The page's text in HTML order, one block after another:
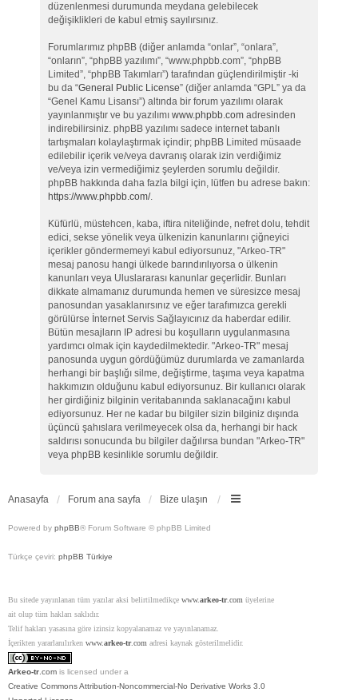
düzenlenmesi durumunda meydana gelebilecek
değişiklikleri de kabul etmiş sayılırsınız.
Forumlarımız phpBB (diğer anlamda “onlar”, “onlara”,
“onların”, “phpBB yazılımı”, “www.phpbb.com”, “phpBB
Limited”, “phpBB Takımları”) tarafından güçlendirilmiştir -ki
bu da “General Public License” (diğer anlamda “GPL” ya da
“Genel Kamu Lisansı”) altında bir forum yazılımı olarak
yayınlanmıştır ve bu yazılımı www.phpbb.comadresinden
indirebilirsiniz. phpBB yazılımı sadece internet tabanlı
tartışmaları kolaylaştırmak içindir; phpBB Limited müsaade
edilebilir içerik ve/veya davranış olarak izin verdiğimiz
ve/veya izin vermediğimiz şeylerden sorumlu değildir.
phpBB hakkında daha fazla bilgi için, lütfen bu adrese bakın:
https://www.phpbb.com/.
Küfürlü, müstehcen, kaba, iftira niteliğinde, nefret dolu, tehdit
edici, sekse yönelik veya ülkenizin kanunlarını çiğneyici
içerikler göndermemeyi kabul ediyorsunuz, "Arkeo-TR"
mesaj panosu hangi ülkede barındırılıyorsa o ülkenin
kanunları veya Uluslararası kanunlar geçerlidir. Bunları
dikkate almamanız durumunda hemen ve süresizce mesaj
panosundan yasaklanırsınız ve eğer tarafımızca gerekli
görülürse İnternet Servis Sağlayıcınız da haberdar edilir.
Bütün mesajların IP adresi bu koşulların uygulanmasına
yardımcı olmak için kaydedilmektedir. "Arkeo-TR" mesaj
panosunda uygun gördüğümüz durumlarda ve zamanlarda
herhangi bir başlığı silme, değiştirme, taşıma veya kapatma
hakkımızın olduğunu kabul ediyorsunuz. Bir kullanıcı olarak
her girdiğiniz bilginin veritabanında saklanacağını kabul
ediyorsunuz. Her ne kadar bu bilgiler sizin bilginiz dışında
üçüncü şahıslara verilmeyecek olsa da, herhangi bir hack
saldırısı sonucunda bu bilgiler dağılırsa bundan "Arkeo-TR"
veya phpBB kesinlikle sorumlu değildir.
Anasayfa Forum ana sayfa Bize ulaşın
Powered by phpBB® Forum Software © phpBB Limited
Türkçe çeviri: phpBB Türkiye
Bu sitede yayınlanan tüm yazılar aksi belirtilmedikçe www.arkeo-tr.com üyelerine
ait olup tüm hakları saklıdır.
Telif hakları yasasına göre izinsiz kopyalanamaz ve yayınlanamaz.
İçerikten yararlanılırken www.arkeo-tr.com adresi kaynak gösterilmelidir.
Arkeo-tr .com is licensed under a
Creative Commons Attribution-Noncommercial-No Derivative Works 3.0